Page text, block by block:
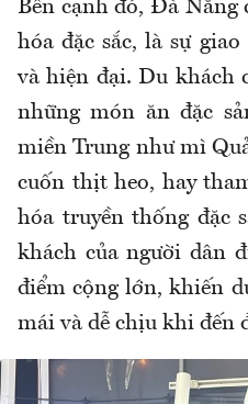
Bên cạnh đó, Đà Nẵng
hóa đặc sắc, là sự
và hiện đại. Du khách
những món ăn đặc
miền Trung như mì
cuốn thịt heo, hay
hóa truyền thống đặc
khách của người dân
điểm cộng lớn, khiến
mái và dễ chịu khi đến